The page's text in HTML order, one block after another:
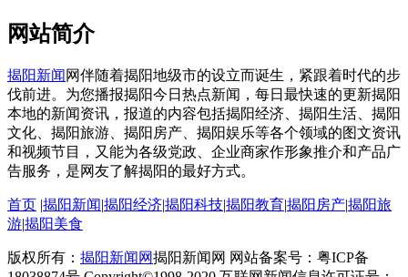
网站简介
揭阳新闻 网伴随着揭阳地级市的设立而诞生，紧跟着时代的步
伐前进。为您播报揭阳今日热点新闻，每日最快速的更新揭阳
本地的新闻资讯，报道的内容包括揭阳经济、揭阳生活、揭阳
文化、揭阳旅游、揭阳房产、揭阳娱乐等各个领域的图文资讯
和视频节目，又能为各级党政、企业商家作形象推介和产品广
告服务，是网友了解揭阳的最好方式。
首页 |揭阳新闻|揭阳经济|揭阳科技|揭阳教育|揭阳房产|揭阳旅
游|揭阳美食
版权所有： 揭阳新闻网揭阳新闻网 网站备案号：粤ICP备